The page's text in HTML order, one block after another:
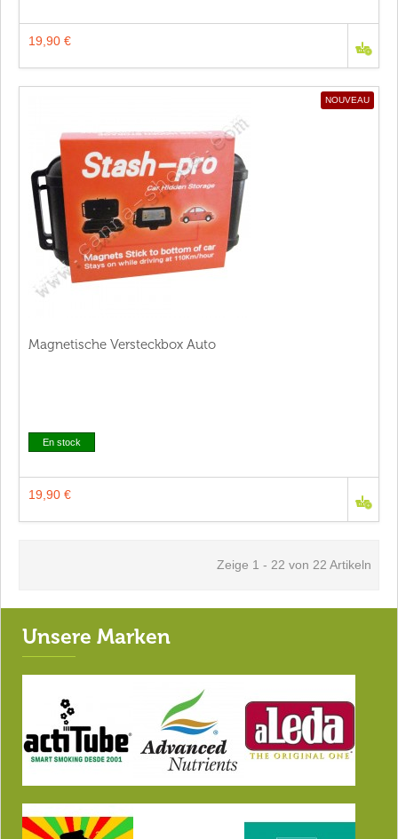
19,90 €
NOUVEAU
Magnetische Versteckbox Auto
En stock
19,90 €
Zeige 1 - 22 von 22 Artikeln
Unsere Marken